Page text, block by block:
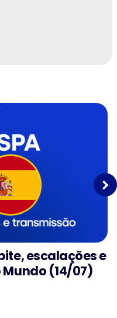
escalações e
(14/07)
Next